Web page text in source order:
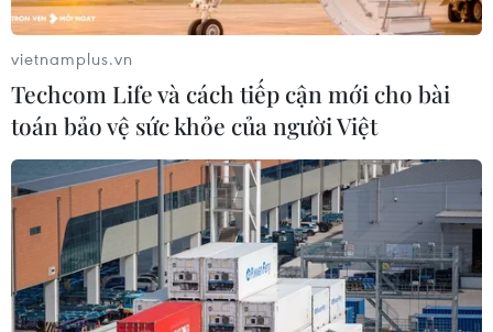
Thượng tướng Lê Quốc Hùng, Ủy viên Trung ương Đảng, Thứ
trưởng Bộ Công an phát biểu. (Ảnh: Phạm Kiên/TTXVN)
vietnamplus.vn
Techcom Life và cách tiếp cận mới cho bài
toán bảo vệ sức khỏe của người Việt